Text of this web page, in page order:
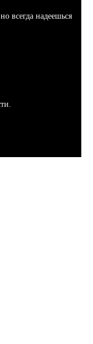
всегда надеешься